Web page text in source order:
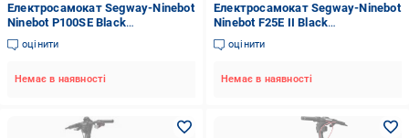
Електросамокат Segway-Ninebot
Ninebot P100SE Black
(AA.00.0012.48)
оцінити
Немає в наявності
Електросамокат Segway-Ninebot
Ninebot F25E II Black
(AA.00.0013.06)
оцінити
Немає в наявності